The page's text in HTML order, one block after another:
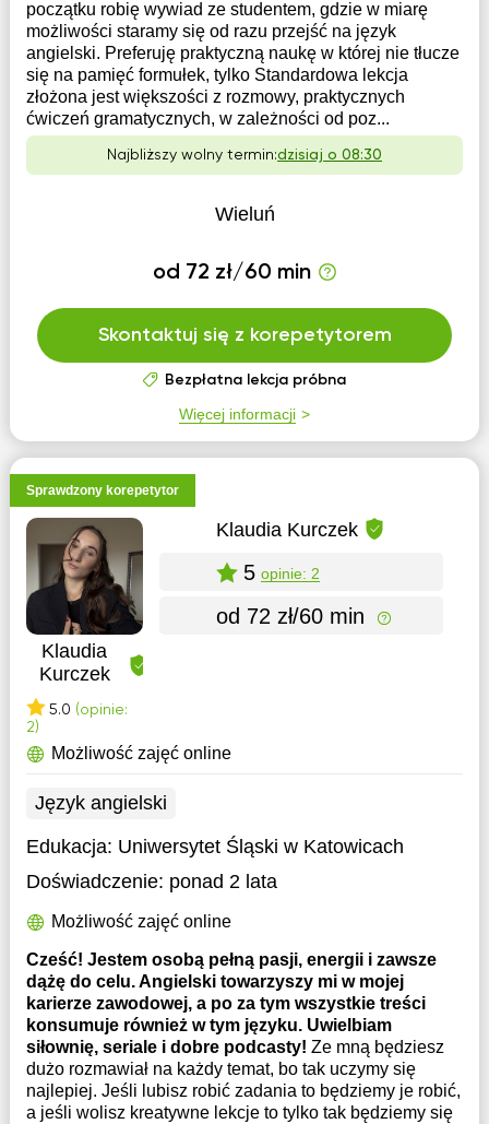
początku robię wywiad ze studentem, gdzie w miarę
możliwości staramy się od razu przejść na język
angielski. Preferuję praktyczną naukę w której nie tłucze
się na pamięć formułek, tylko Standardowa lekcja
złożona jest większości z rozmowy, praktycznych
ćwiczeń gramatycznych, w zależności od poz...
Najbliższy wolny termin:dzisiaj o 08:30
Wieluń
od 72 zł/60 min
Skontaktuj się z korepetytorem
Bezpłatna lekcja próbna
Więcej informacji
Sprawdzony korepetytor
Klaudia
Kurczek
5.0 (opinie:
2)
Klaudia Kurczek
5 opinie: 2
od 72 zł/60 min
Możliwość zajęć online
Język angielski
Edukacja: Uniwersytet Śląski w Katowicach
Doświadczenie: ponad 2 lata
Możliwość zajęć online
Cześć! Jestem osobą pełną pasji, energii i zawsze
dążę do celu. Angielski towarzyszy mi w mojej
karierze zawodowej, a po za tym wszystkie treści
konsumuje również w tym języku. Uwielbiam
siłownię, seriale i dobre podcasty! Ze mną będziesz
dużo rozmawiał na każdy temat, bo tak uczymy się
najlepiej. Jeśli lubisz robić zadania to będziemy je robić,
a jeśli wolisz kreatywne lekcje to tylko tak będziemy się